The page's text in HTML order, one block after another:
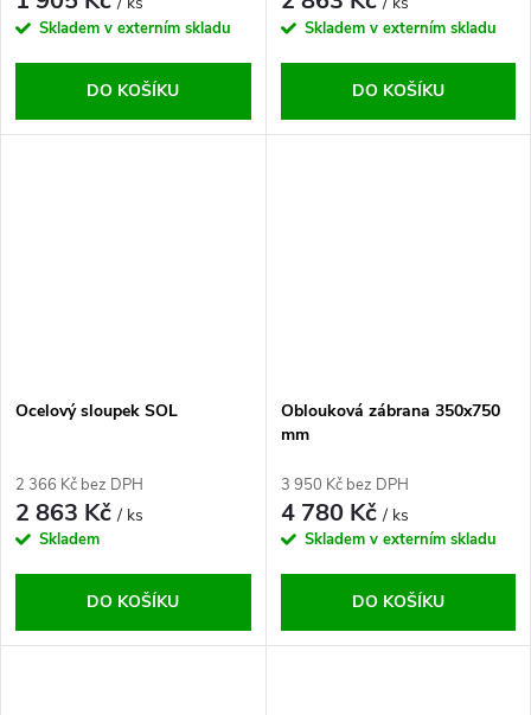
Skladem v externím skladu
DO KOŠÍKU
Skladem v externím skladu
DO KOŠÍKU
Ocelový sloupek SOL
2 366 Kč bez DPH
2 863 Kč/ ks
Skladem
DO KOŠÍKU
Oblouková zábrana 350x750
mm
3 950 Kč bez DPH
4 780 Kč/ ks
Skladem v externím skladu
DO KOŠÍKU